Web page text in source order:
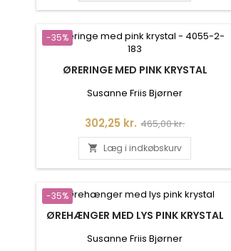
-35%
ØRERINGE MED PINK KRYSTAL
Susanne Friis Bjørner
Pris
302,25 kr. Normalpris
465,00 kr.
 Læg i indkøbskurv
-35%
ØREHÆNGER MED LYS PINK KRYSTAL
Susanne Friis Bjørner